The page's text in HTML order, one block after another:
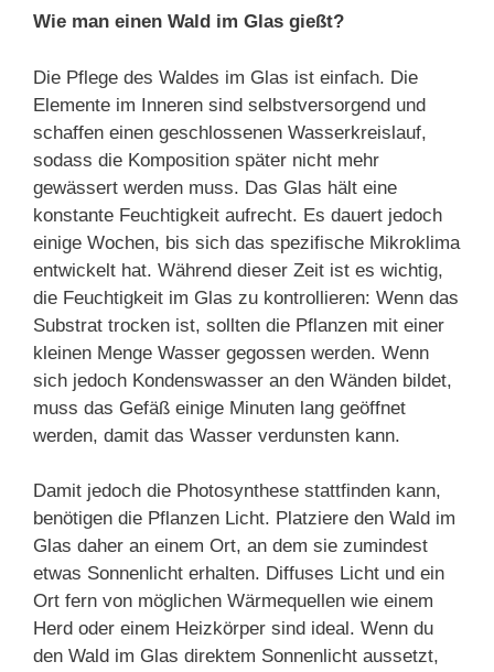
Wie man einen Wald im Glas gießt?
Die Pflege des Waldes im Glas ist einfach. Die
Elemente im Inneren sind selbstversorgend und
schaffen einen geschlossenen Wasserkreislauf,
sodass die Komposition später nicht mehr
gewässert werden muss. Das Glas hält eine
konstante Feuchtigkeit aufrecht. Es dauert jedoch
einige Wochen, bis sich das spezifische Mikroklima
entwickelt hat. Während dieser Zeit ist es wichtig,
die Feuchtigkeit im Glas zu kontrollieren: Wenn das
Substrat trocken ist, sollten die Pflanzen mit einer
kleinen Menge Wasser gegossen werden. Wenn
sich jedoch Kondenswasser an den Wänden bildet,
muss das Gefäß einige Minuten lang geöffnet
werden, damit das Wasser verdunsten kann.
Damit jedoch die Photosynthese stattfinden kann,
benötigen die Pflanzen Licht. Platziere den Wald im
Glas daher an einem Ort, an dem sie zumindest
etwas Sonnenlicht erhalten. Diffuses Licht und ein
Ort fern von möglichen Wärmequellen wie einem
Herd oder einem Heizkörper sind ideal. Wenn du
den Wald im Glas direktem Sonnenlicht aussetzt,